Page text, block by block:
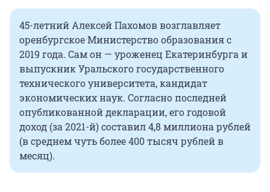
45-летний Алексей Пахомов возглавляет
оренбургское Министерство образования с
2019 года. Сам он — уроженец Екатеринбурга и
выпускник Уральского государственного
технического университета, кандидат
экономических наук. Согласно последней
опубликованной декларации, его годовой
доход (за 2021-й) составил 4,8 миллиона рублей
(в среднем чуть более 400 тысяч рублей в
месяц).